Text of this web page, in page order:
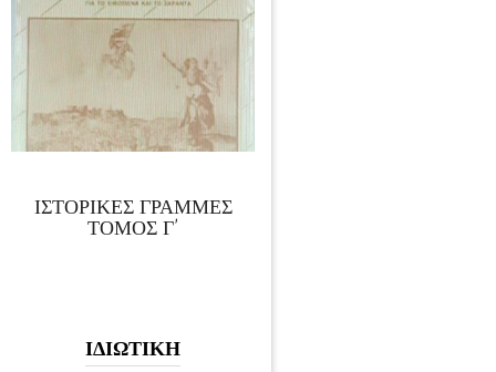
ΙΣΤΟΡΙΚΕΣ ΓΡΑΜΜΕΣ
ΤΟΜΟΣ Γ’
ΙΔΙΩΤΙΚΗ